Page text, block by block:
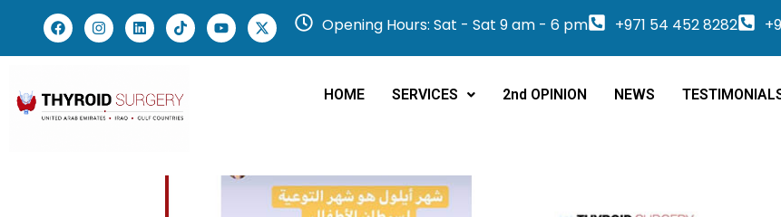
Opening Hours: Sat - Sat 9 am - 6 pm +971 54 452 8282
HOME SERVICES 2nd OPINION NEWS